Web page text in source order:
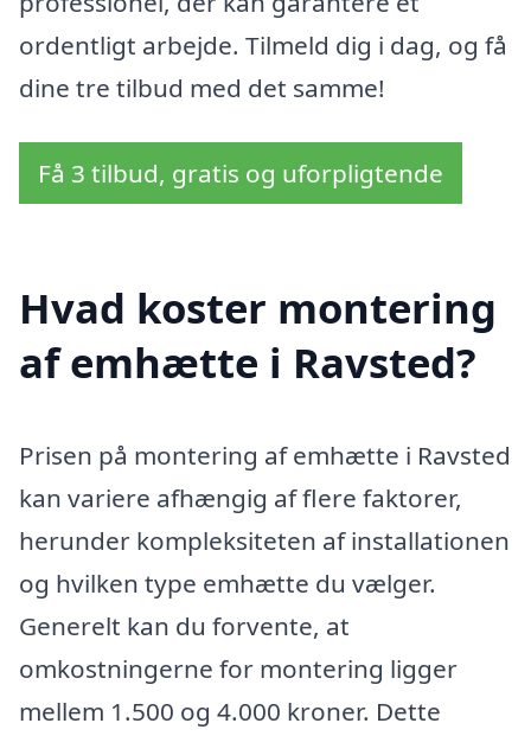
ordentligt arbejde. Tilmeld dig i dag, og få
dine tre tilbud med det samme!
Få 3 tilbud, gratis og uforpligtende
Hvad koster montering
af emhætte i Ravsted?
Prisen på montering af emhætte i Ravsted
kan variere afhængig af flere faktorer,
herunder kompleksiteten af installationen
og hvilken type emhætte du vælger.
Generelt kan du forvente, at
omkostningerne for montering ligger
mellem 1.500 og 4.000 kroner. Dette